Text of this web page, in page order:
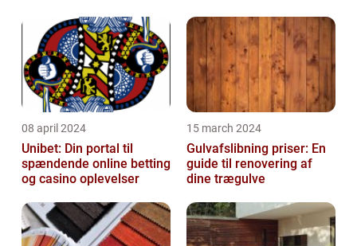
08 april 2024
Unibet: Din portal til
spændende online betting
og casino oplevelser
15 march 2024
Gulvafslibning priser: En
guide til renovering af
dine trægulve